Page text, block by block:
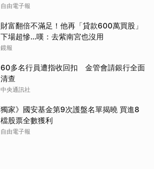
自由電子報
財富翻倍不滿足！他再「貸款600萬買股」
下場超慘...嘆：去紫南宮也沒用
鏡報
60多名行員遭指收回扣 金管會請銀行全面
清查
中央通訊社
獨家》國安基金第9次護盤名單揭曉 買進8
檔股票全數獲利
自由電子報